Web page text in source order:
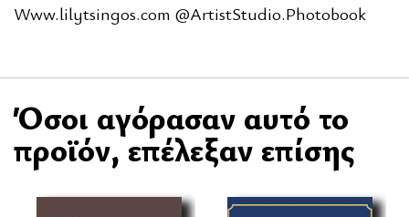
Www.lilytsingos.com @ArtistStudio.Photobook
Όσοι αγόρασαν αυτό το
προϊόν, επέλεξαν επίσης